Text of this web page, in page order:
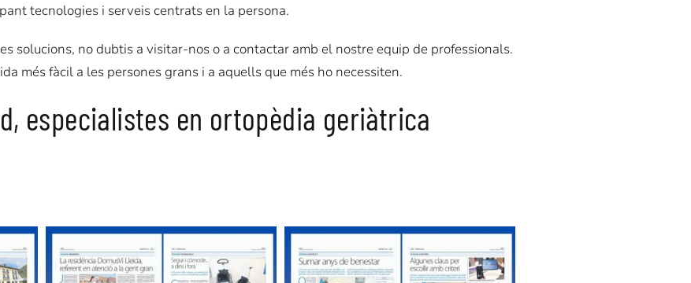
tecnologies i serveis centrats en la persona.
solucions, no dubtis a visitar-nos o a contactar amb el nostre equip de professionals.
més fàcil a les persones grans i a aquells que més ho necessiten.
especialistes en ortopèdia geriàtrica